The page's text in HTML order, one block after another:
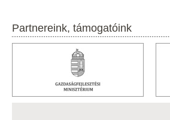
Partnereink, támogatóink